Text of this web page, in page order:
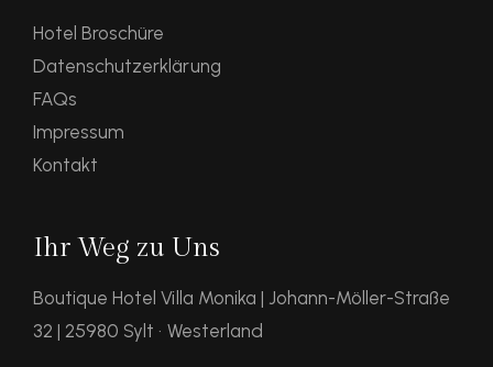
Hotel Broschüre
Datenschutzerklärung
FAQs
Impressum
Kontakt
Ihr Weg zu Uns
Boutique Hotel Villa Monika | Johann-Möller-Straße
32 | 25980 Sylt · Westerland